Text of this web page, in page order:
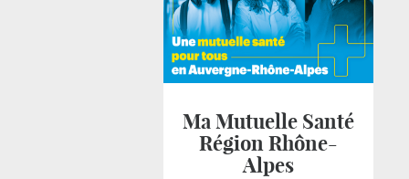
Ma Mutuelle Santé
Région Rhône-
Alpes